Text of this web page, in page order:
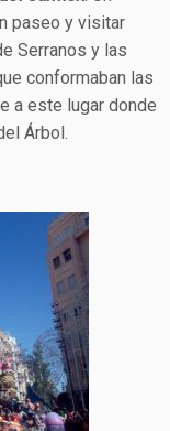
paseo y visitar
Serranos y las
conformaban las
a este lugar donde
Árbol.